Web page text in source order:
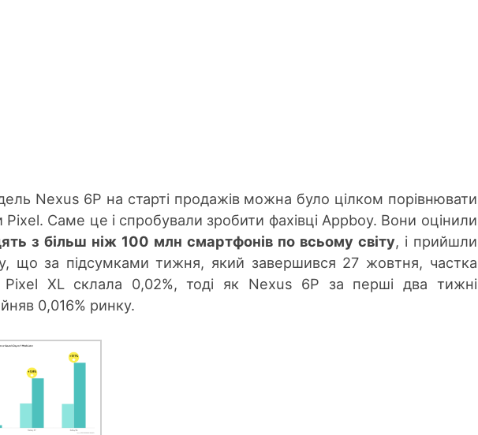
Nexus 6P на старті продажів можна було цілком порівнювати
Pixel. Саме це і спробували зробити фахівці Appboy. Вони оцінили
з більш ніж 100 млн смартфонів по всьому світу, і прийшли
що за підсумками тижня, який завершився 27 жовтня, частка
Pixel XL склала 0,02%, тоді як Nexus 6P за перші два тижні
0,016% ринку.